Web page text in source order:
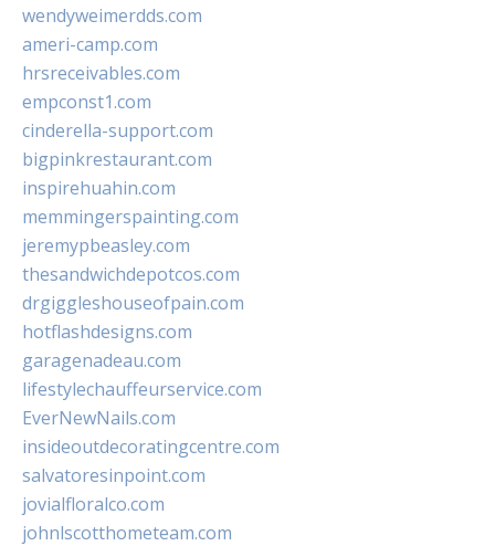
wendyweimerdds.com
ameri-camp.com
hrsreceivables.com
empconst1.com
cinderella-support.com
bigpinkrestaurant.com
inspirehuahin.com
memmingerspainting.com
jeremypbeasley.com
thesandwichdepotcos.com
drgiggleshouseofpain.com
hotflashdesigns.com
garagenadeau.com
lifestylechauffeurservice.com
EverNewNails.com
insideoutdecoratingcentre.com
salvatoresinpoint.com
jovialfloralco.com
johnlscotthometeam.com